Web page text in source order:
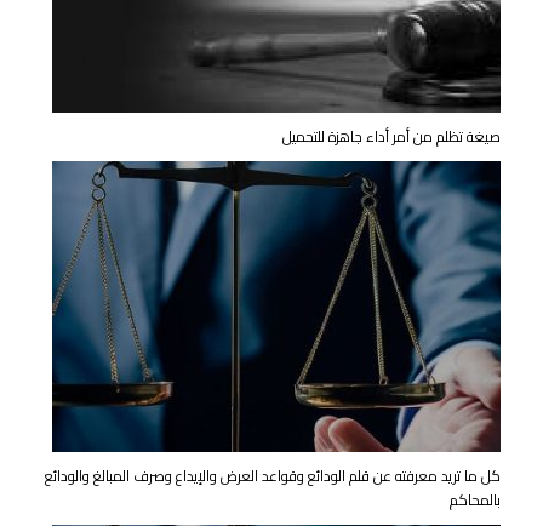
صيغة تظلم من أمر أداء جاهزة للتحميل
كل ما تريد معرفته عن قلم الودائع وقواعد العرض والإيداع وصرف المبالغ والودائع
بالمحاكم